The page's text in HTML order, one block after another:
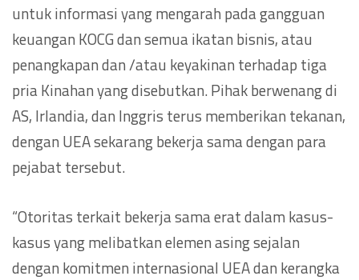
untuk informasi yang mengarah pada gangguan
keuangan KOCG dan semua ikatan bisnis, atau
penangkapan dan /atau keyakinan terhadap tiga
pria Kinahan yang disebutkan. Pihak berwenang di
AS, Irlandia, dan Inggris terus memberikan tekanan,
dengan UEA sekarang bekerja sama dengan para
pejabat tersebut.
“Otoritas terkait bekerja sama erat dalam kasus-
kasus yang melibatkan elemen asing sejalan
dengan komitmen internasional UEA dan kerangka